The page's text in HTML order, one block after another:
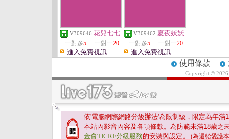
V309646 花兒七七
一對多5 一對一20
進入免費視訊
V309462 夏夜妖妖
一對多5 一對一20
進入免費視訊
使用條款
Copyright ©
依'電腦網際網路分級辦法'為限制級，限定為年滿
本站內影音內容及各項條款。為防範未滿18歲之
金會TICRF分級服務的安裝與設定。 (為還給愛護